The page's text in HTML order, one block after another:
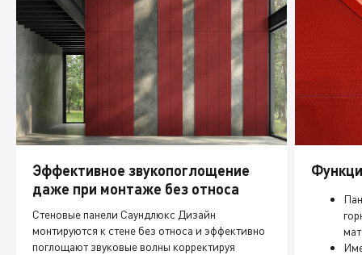
Эффективное звукопоглощение
даже при монтаже без относа
Стеновые панели Саундлюкс Дизайн
монтируются к стене без относа и эффективно
поглощают звуковые волны корректируя